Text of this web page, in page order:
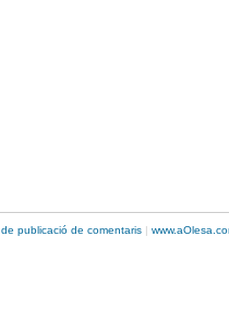
publicació de comentaris | www.aOlesa